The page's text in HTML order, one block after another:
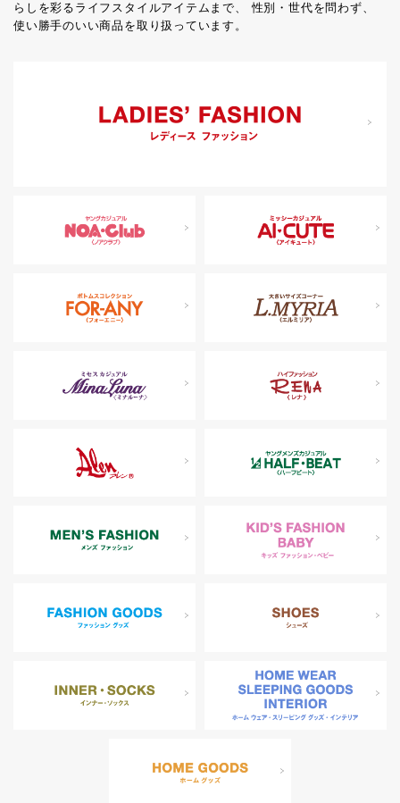
らしを彩るライフスタイルアイテムまで、
性別・世代を問わず、
使い勝手のいい商品を取り扱っています。